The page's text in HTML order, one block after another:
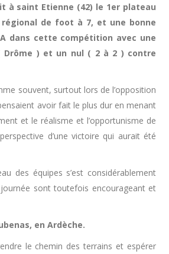
à saint Etienne (42) le 1er plateau
de foot à 7, et une bonne
dans cette compétition avec une
) et un nul ( 2 à 2 ) contre
souvent, surtout lors de l’opposition
avoir fait le plus dur en menant
et le réalisme et l’opportunisme de
d’une victoire qui aurait été
des équipes s’est considérablement
sont toutefois encourageant et
en Ardèche.
le chemin des terrains et espérer